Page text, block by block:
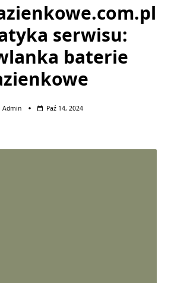
serwisu:
baterie
Admin Paź 14, 2024